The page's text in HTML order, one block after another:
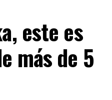
este es
más de 5